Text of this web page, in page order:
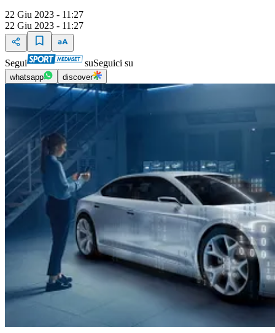
22 Giu 2023 - 11:27
22 Giu 2023 - 11:27
Segui suSeguici su
whatsapp discover